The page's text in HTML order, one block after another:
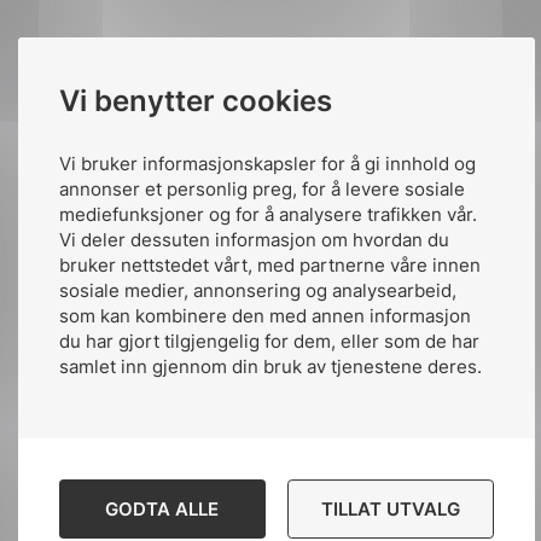
Vi benytter cookies
Vi bruker informasjonskapsler for å gi innhold og
annonser et personlig preg, for å levere sosiale
mediefunksjoner og for å analysere trafikken vår.
Vi deler dessuten informasjon om hvordan du
bruker nettstedet vårt, med partnerne våre innen
sosiale medier, annonsering og analysearbeid,
som kan kombinere den med annen informasjon
du har gjort tilgjengelig for dem, eller som de har
samlet inn gjennom din bruk av tjenestene deres.
GODTA ALLE TILLAT UTVALG
Publiserte:11. sep. 2020
Siste oppdatert:kl.21:46 20. des. 2021
Del artikkelen på:
påLinkedIn
påFacebook
påMail